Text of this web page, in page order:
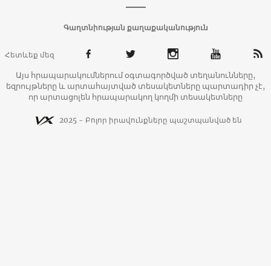
Գաղտնիության քաղաքականություն
Հետևեք մեզ
Այս հրապարակումներում օգտագործված տեղանունները,
եզրույթները և արտահայտված տեսակետները պարտադիր չէ,
որ արտացոլեն հրապարակող կողմի տեսակետները
2025 - Բոլոր իրավունքները պաշտպանված են